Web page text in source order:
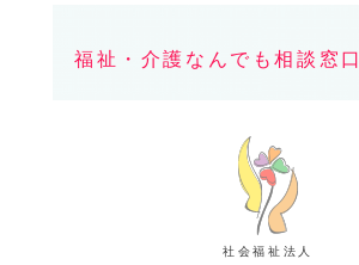
福祉・介護なんでも相談窓口
社会福祉法人